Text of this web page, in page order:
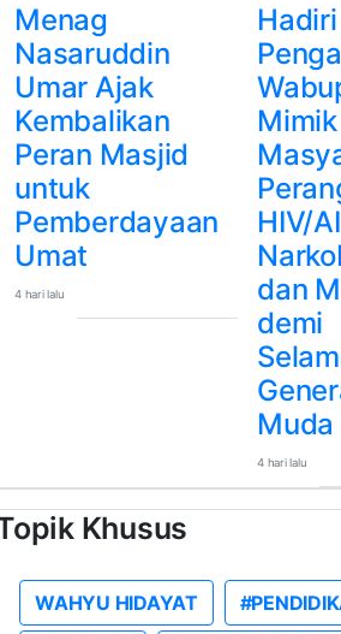
Menag
Nasaruddin
Umar Ajak
Kembalikan
Peran Masjid
untuk
Pemberdayaan
Umat
4 hari lalu
Hadiri
HIV/
dan
demi
Muda
4 hari lalu
Khusus
WAHYU HIDAYAT